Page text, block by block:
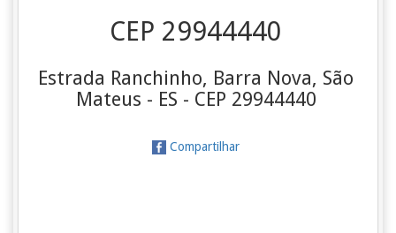
CEP 29944440
Estrada Ranchinho, Barra Nova, São
Mateus - ES - CEP 29944440
Compartilhar